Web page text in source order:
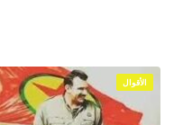
الأقوال